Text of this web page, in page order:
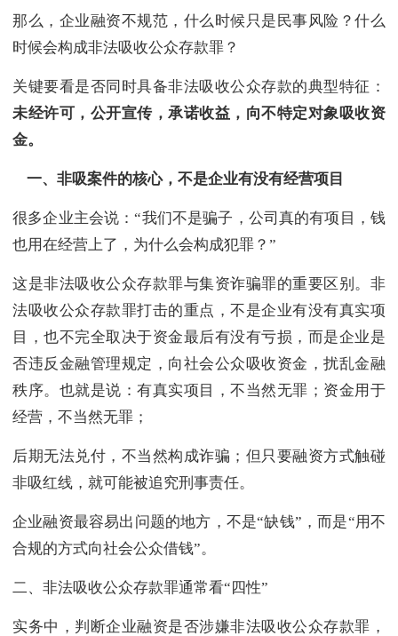
那么，企业融资不规范，什么时候只是民事风险？什么
时候会构成非法吸收公众存款罪？
关键要看是否同时具备非法吸收公众存款的典型特征：
未经许可，公开宣传，承诺收益，向不特定对象吸收资
金。
一、非吸案件的核心，不是企业有没有经营项目
很多企业主会说：“我们不是骗子，公司真的有项目，钱
也用在经营上了，为什么会构成犯罪？”
这是非法吸收公众存款罪与集资诈骗罪的重要区别。非
法吸收公众存款罪打击的重点，不是企业有没有真实项
目，也不完全取决于资金最后有没有亏损，而是企业是
否违反金融管理规定，向社会公众吸收资金，扰乱金融
秩序。也就是说：有真实项目，不当然无罪；资金用于
经营，不当然无罪；
后期无法兑付，不当然构成诈骗；但只要融资方式触碰
非吸红线，就可能被追究刑事责任。
企业融资最容易出问题的地方，不是“缺钱”，而是“用不
合规的方式向社会公众借钱”。
二、非法吸收公众存款罪通常看“四性”
实务中，判断企业融资是否涉嫌非法吸收公众存款罪，